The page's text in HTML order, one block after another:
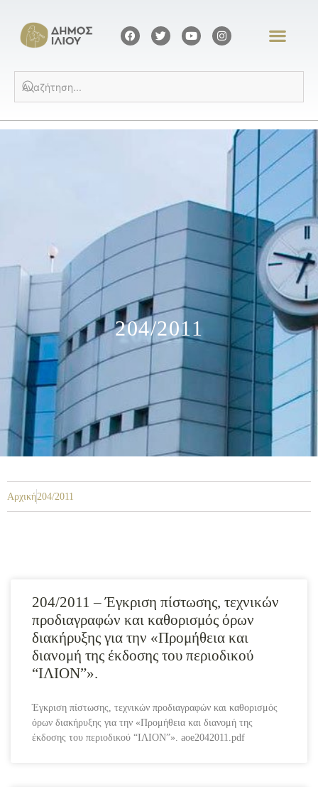
204/2011
Αρχική204/2011
204/2011 – Έγκριση πίστωσης, τεχνικών
προδιαγραφών και καθορισμός όρων
διακήρυξης για την «Προμήθεια και
διανομή της έκδοσης του περιοδικού
“ΙΛΙΟΝ”».
Έγκριση πίστωσης, τεχνικών προδιαγραφών και καθορισμός
όρων διακήρυξης για την «Προμήθεια και διανομή της
έκδοσης του περιοδικού “ΙΛΙΟΝ”». aoe2042011.pdf